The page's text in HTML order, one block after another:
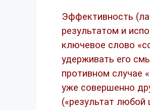
Эффективность
результатом и
ключевое слово
удерживать его
противном случае
уже совершенно
(«результат любой